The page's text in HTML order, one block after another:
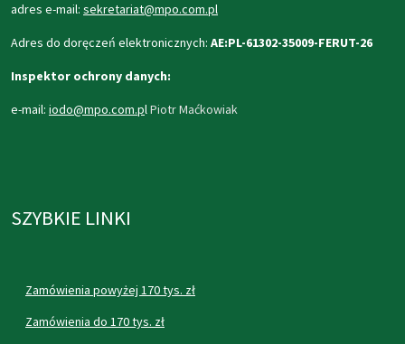
adres e-mail: sekretariat@mpo.com.pl
Adres do doręczeń elektronicznych: AE:PL-61302-35009-FERUT-26
Inspektor ochrony danych:
e-mail: iodo@mpo.com.plPiotr Maćkowiak
SZYBKIE LINKI
Zamówienia powyżej 170 tys. zł
Zamówienia do 170 tys. zł